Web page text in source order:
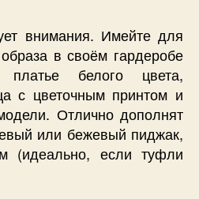
внимания. Имейте для
в своём гардеробе
платье белого цвета,
с цветочным принтом и
Отлично дополнят
или бежевый пиджак,
(идеально, если туфли